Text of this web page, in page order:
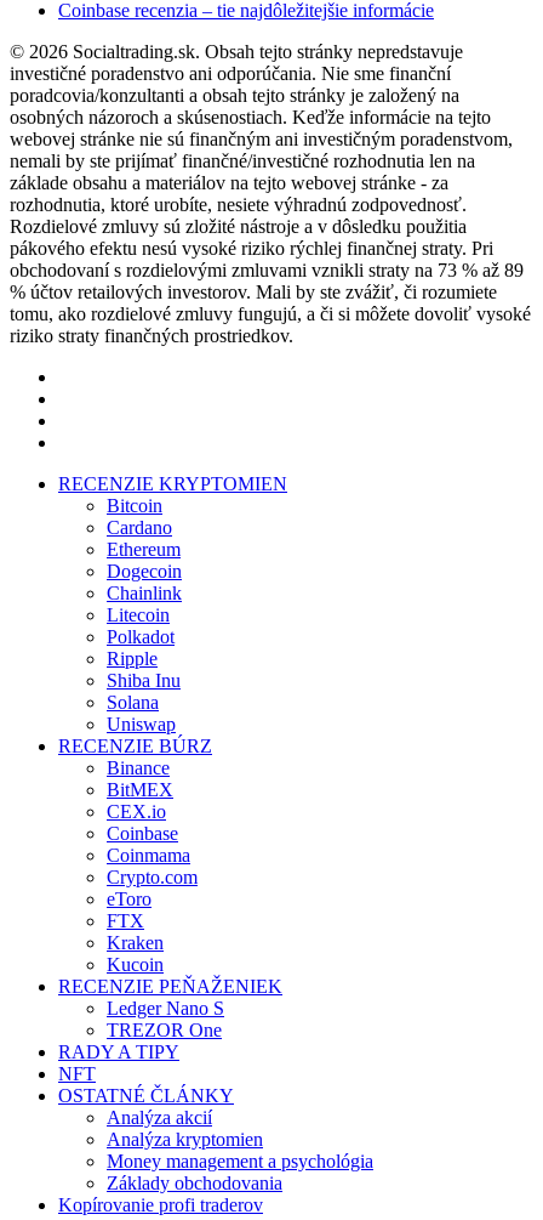
Coinbase recenzia – tie najdôležitejšie informácie
© 2026 Socialtrading.sk. Obsah tejto stránky nepredstavuje
investičné poradenstvo ani odporúčania. Nie sme finanční
poradcovia/konzultanti a obsah tejto stránky je založený na
osobných názoroch a skúsenostiach. Keďže informácie na tejto
webovej stránke nie sú finančným ani investičným poradenstvom,
nemali by ste prijímať finančné/investičné rozhodnutia len na
základe obsahu a materiálov na tejto webovej stránke - za
rozhodnutia, ktoré urobíte, nesiete výhradnú zodpovednosť.
Rozdielové zmluvy sú zložité nástroje a v dôsledku použitia
pákového efektu nesú vysoké riziko rýchlej finančnej straty. Pri
obchodovaní s rozdielovými zmluvami vznikli straty na 73 % až 89
% účtov retailových investorov. Mali by ste zvážiť, či rozumiete
tomu, ako rozdielové zmluvy fungujú, a či si môžete dovoliť vysoké
riziko straty finančných prostriedkov.
Close
RECENZIE KRYPTOMIEN
Bitcoin
Cardano
Ethereum
Dogecoin
Chainlink
Litecoin
Polkadot
Ripple
Shiba Inu
Solana
Uniswap
RECENZIE BÚRZ
Binance
BitMEX
CEX.io
Coinbase
Coinmama
Crypto.com
eToro
FTX
Kraken
Kucoin
RECENZIE PEŇAŽENIEK
Ledger Nano S
TREZOR One
RADY A TIPY
NFT
OSTATNÉ ČLÁNKY
Analýza akcií
Analýza kryptomien
Money management a psychológia
Základy obchodovania
Kopírovanie profi traderov